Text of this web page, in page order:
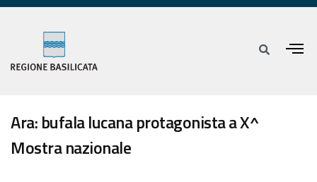
Ara: bufala lucana protagonista a X^
Mostra nazionale